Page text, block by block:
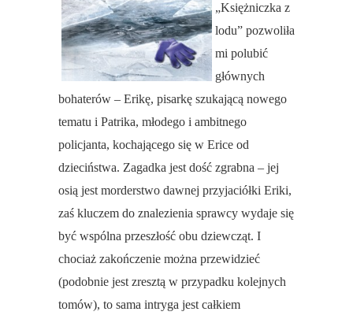
„Księżniczka z
lodu” pozwoliła
mi polubić
głównych
bohaterów – Erikę, pisarkę szukającą nowego
tematu i Patrika, młodego i ambitnego
policjanta, kochającego się w Erice od
dzieciństwa. Zagadka jest dość zgrabna – jej
osią jest morderstwo dawnej przyjaciółki Eriki,
zaś kluczem do znalezienia sprawcy wydaje się
być wspólna przeszłość obu dziewcząt. I
chociaż zakończenie można przewidzieć
(podobnie jest zresztą w przypadku kolejnych
tomów), to sama intryga jest całkiem